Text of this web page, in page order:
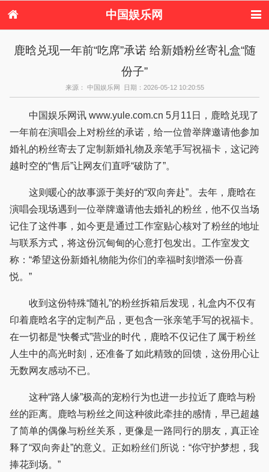
中国娱乐网
电视剧
演唱会 综艺节目
偶像活动
鹿晗兑现一年前“吃席”承诺 给新婚粉丝寄礼盒“随
份子”
来源： 中国娱乐网 日期：2026-05-12 10:20:55
中国娱乐网讯 www.yule.com.cn 5月11日，鹿晗兑现了
一年前在演唱会上对粉丝的承诺，给一位曾举牌邀请他参加
婚礼的粉丝寄去了定制新婚礼物及亲笔手写祝福卡，这记跨
越时空的“售后”让网友们直呼“破防了”。
这则暖心的故事源于美好的“双向奔赴”。去年，鹿晗在
演唱会现场遇到一位举牌邀请他去婚礼的粉丝，他不仅当场
记住了这件事，如今更是通过工作室贴心核对了粉丝的地址
与联系方式，将这份沉甸甸的心意打包发出。工作室发文
称：“希望这份新婚礼物能为你们的幸福时刻增添一份喜
悦。”
收到这份特殊“随礼”的粉丝拆箱后发现，礼盒内不仅有
印着鹿晗名字的定制产品，更包含一张亲笔手写的祝福卡。
在一切都是“快餐式”营业的时代，鹿晗不仅记住了属于粉丝
人生中的高光时刻，还准备了如此精致的回馈，这份用心让
无数网友感动不已。
这种“路人缘”极高的宠粉行为也进一步拉近了鹿晗与粉
丝的距离。鹿晗与粉丝之间这种彼此牵挂的感情，早已超越
了简单的偶像与粉丝关系，更像是一路同行的朋友，真正诠
释了“双向奔赴”的意义。正如粉丝们所说：“你守护梦想，我
捧花到场。”